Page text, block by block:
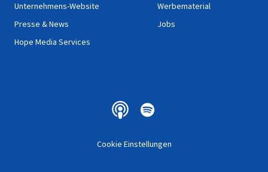
Unternehmens-Website
Presse & News
Hope Media Services
Werbematerial
Jobs
Cookie Einstellungen